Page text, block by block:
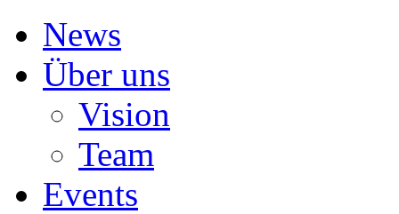
News
Über uns
Vision
Team
Events